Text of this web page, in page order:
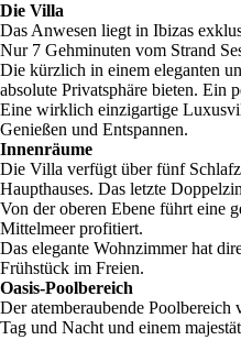
Die Villa
Das Anwesen liegt in Ibizas
Nur 7 Gehminuten vom Strand
Die kürzlich in einem eleganten
absolute Privatsphäre bieten. Ein
Eine wirklich einzigartige
Genießen und Entspannen.
Innenräume
Die Villa verfügt über fünf
Haupthauses. Das letzte
Von der oberen Ebene führt eine
Mittelmeer profitiert.
Das elegante Wohnzimmer hat
Frühstück im Freien.
Oasis-Poolbereich
Der atemberaubende
Tag und Nacht und einem